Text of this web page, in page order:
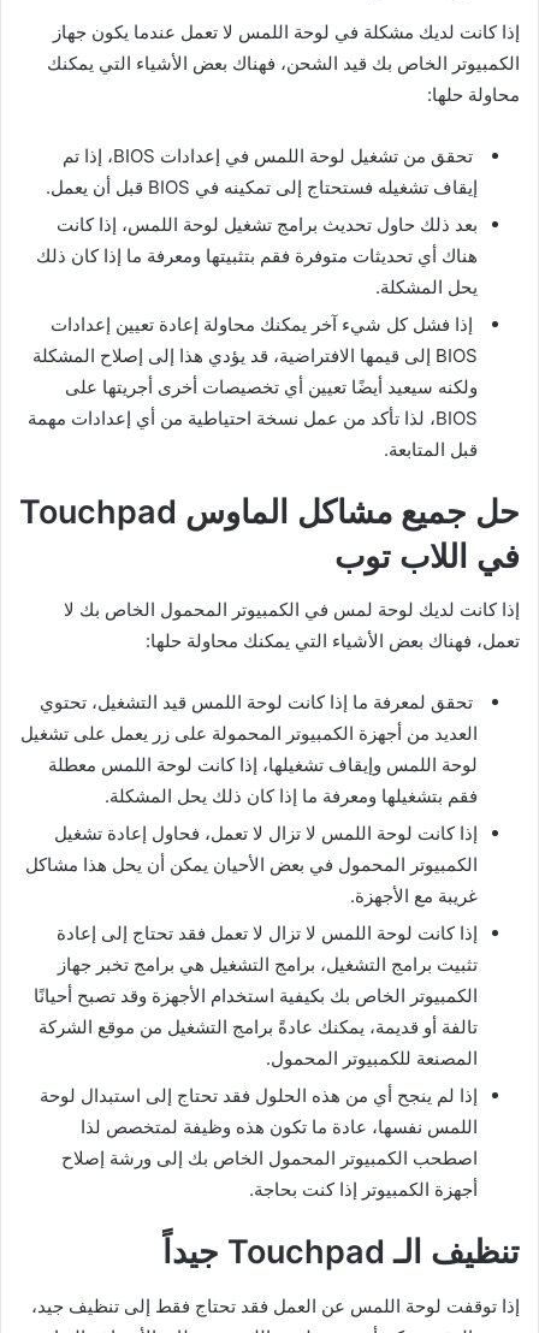
إذا كانت لديك مشكلة في لوحة اللمس لا تعمل عندما يكون جهاز
الكمبيوتر الخاص بك قيد الشحن، فهناك بعض الأشياء التي يمكنك
محاولة حلها:
تحقق من تشغيل لوحة اللمس في إعدادات BIOS، إذا تم
إيقاف تشغيله فستحتاج إلى تمكينه في BIOS قبل أن يعمل.
بعد ذلك حاول تحديث برامج تشغيل لوحة اللمس، إذا كانت
هناك أي تحديثات متوفرة فقم بتثبيتها ومعرفة ما إذا كان ذلك
يحل المشكلة.
إذا فشل كل شيء آخر يمكنك محاولة إعادة تعيين إعدادات
BIOS إلى قيمها الافتراضية، قد يؤدي هذا إلى إصلاح المشكلة
ولكنه سيعيد أيضًا تعيين أي تخصيصات أخرى أجريتها على
BIOS، لذا تأكد من عمل نسخة احتياطية من أي إعدادات مهمة
قبل المتابعة.
حل جميع مشاكل الماوس Touchpad
في اللاب توب
إذا كانت لديك لوحة لمس في الكمبيوتر المحمول الخاص بك لا
تعمل، فهناك بعض الأشياء التي يمكنك محاولة حلها:
تحقق لمعرفة ما إذا كانت لوحة اللمس قيد التشغيل، تحتوي
العديد من أجهزة الكمبيوتر المحمولة على زر يعمل على تشغيل
لوحة اللمس وإيقاف تشغيلها، إذا كانت لوحة اللمس معطلة
فقم بتشغيلها ومعرفة ما إذا كان ذلك يحل المشكلة.
إذا كانت لوحة اللمس لا تزال لا تعمل، فحاول إعادة تشغيل
الكمبيوتر المحمول في بعض الأحيان يمكن أن يحل هذا مشاكل
غريبة مع الأجهزة.
إذا كانت لوحة اللمس لا تزال لا تعمل فقد تحتاج إلى إعادة
تثبيت برامج التشغيل، برامج التشغيل هي برامج تخبر جهاز
الكمبيوتر الخاص بك بكيفية استخدام الأجهزة وقد تصبح أحيانًا
تالفة أو قديمة، يمكنك عادةً برامج التشغيل من موقع الشركة
المصنعة للكمبيوتر المحمول.
إذا لم ينجح أي من هذه الحلول فقد تحتاج إلى استبدال لوحة
اللمس نفسها، عادة ما تكون هذه وظيفة لمتخصص لذا
اصطحب الكمبيوتر المحمول الخاص بك إلى ورشة إصلاح
أجهزة الكمبيوتر إذا كنت بحاجة.
تنظيف الـ Touchpad جيداً
إذا توقفت لوحة اللمس عن العمل فقد تحتاج فقط إلى تنظيف جيد،